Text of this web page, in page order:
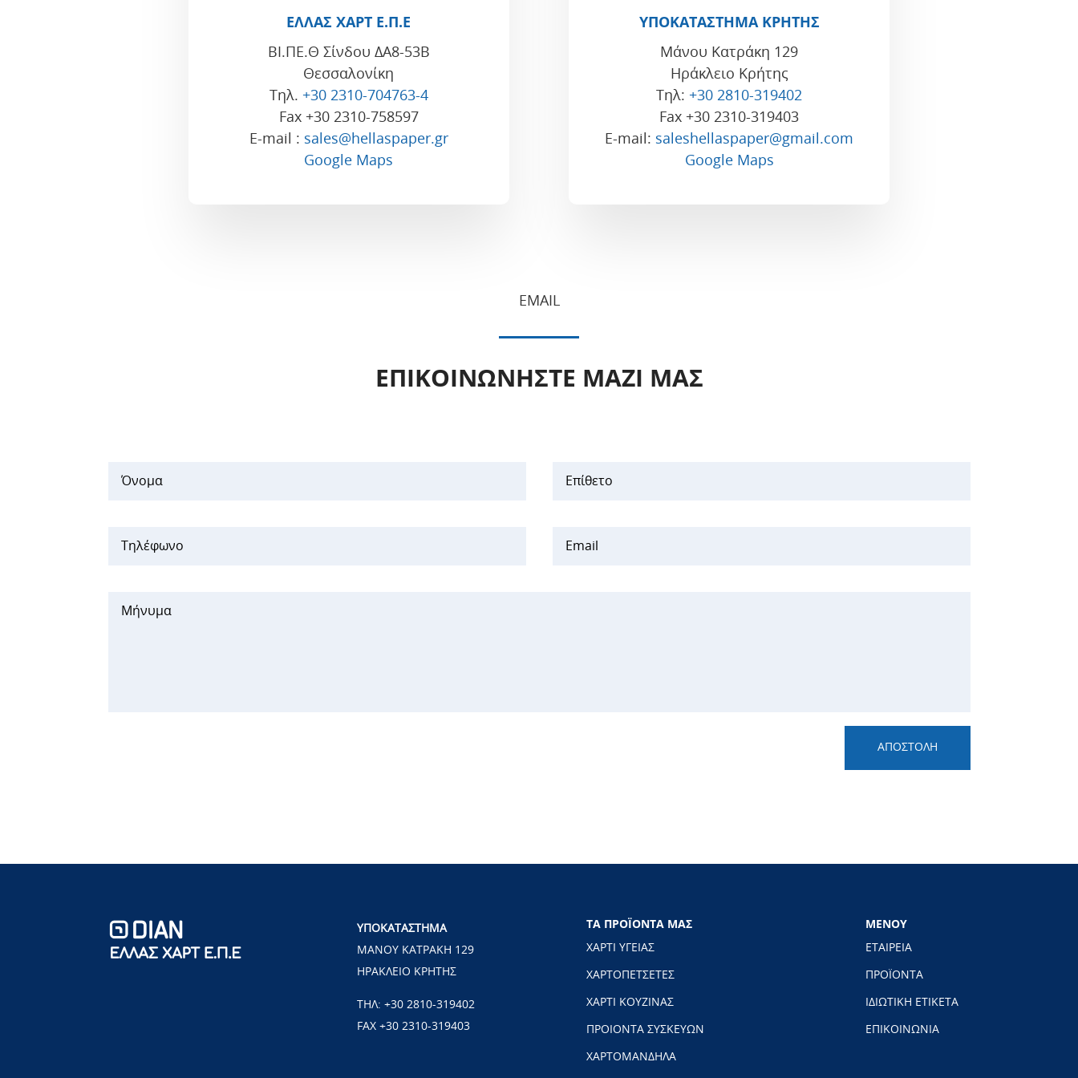
ΕΛΛΑΣ ΧΑΡΤ Ε.Π.Ε
ΒΙ.ΠΕ.Θ Σίνδου ΔΑ8-53Β
Θεσσαλονίκη
Τηλ. +30 2310-704763-4
Fax +30 2310-758597
E-mail : sales@hellaspaper.gr
Google Maps
ΥΠΟΚΑΤΑΣΤΗΜΑ ΚΡΗΤΗΣ
Μάνου Κατράκη 129
Ηράκλειο Κρήτης
Τηλ: +30 2810-319402
Fax +30 2310-319403
E-mail: saleshellaspaper@gmail.com
Google Maps
EMAIL
ΕΠΙΚΟΙΝΩΝΗΣΤΕ ΜΑΖΙ ΜΑΣ
ΑΠΟΣΤΟΛΗ
ΥΠΟΚΑΤΑΣΤΗΜΑ
ΜΑΝΟΥ ΚΑΤΡΑΚΗ 129
ΗΡΑΚΛΕΙΟ ΚΡΗΤΗΣ
ΤΗΛ:+30 2810-319402
FAX +30 2310-319403
ΤΑ ΠΡΟΪΟΝΤΑ ΜΑΣ
ΧΑΡΤΙ ΥΓΕΙΑΣ
ΧΑΡΤΟΠΕΤΣΕΤΕΣ
ΧΑΡΤΙ ΚΟΥΖΙΝΑΣ
ΠΡΟΙΟΝΤΑ ΣΥΣΚΕΥΩΝ
ΧΑΡΤΟΜΑΝΔΗΛΑ
ΜΕΝΟΥ
ΕΤΑΙΡΕΙΑ
ΠΡΟΪΟΝΤΑ
ΙΔΙΩΤΙΚΗ ΕΤΙΚΕΤΑ
ΕΠΙΚΟΙΝΩΝΙΑ